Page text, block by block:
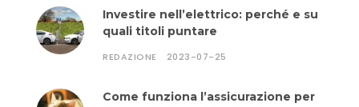
Investire nell’elettrico: perché e su
quali titoli puntare
REDAZIONE 2023-07-25
Come funziona l’assicurazione per